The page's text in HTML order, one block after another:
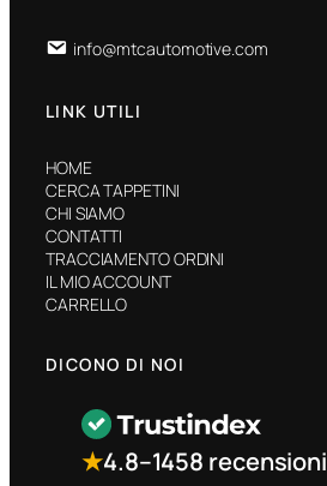
info@mtcautomotive.com
LINK UTILI
HOME
CERCA TAPPETINI
CHI SIAMO
CONTATTI
TRACCIAMENTO ORDINI
IL MIO ACCOUNT
CARRELLO
DICONO DI NOI
★4.8–1458 recensioni